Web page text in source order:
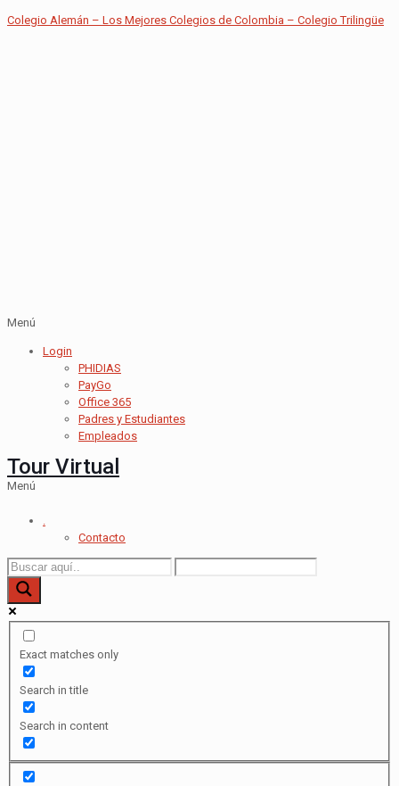
Colegio Alemán – Los Mejores Colegios de Colombia – Colegio Trilingüe
Menú
Login
PHIDIAS
PayGo
Office 365
Padres y Estudiantes
Empleados
Tour Virtual
Menú
.
Contacto
Exact matches only
Search in title
Search in content